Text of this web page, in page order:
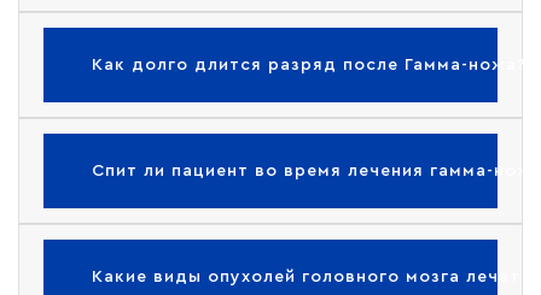
Как долго длится разряд после Гамма-ножа?
Спит ли пациент во время лечения гамма-
Какие виды опухолей головного мозга лечат